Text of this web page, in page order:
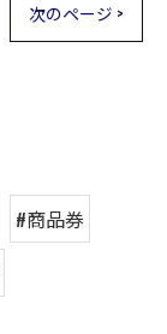
次のページ >
#商品券